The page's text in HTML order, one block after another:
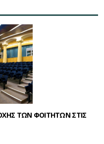
ΤΩΝ ΦΟΙΤΗΤΩΝ ΣΤΙΣ